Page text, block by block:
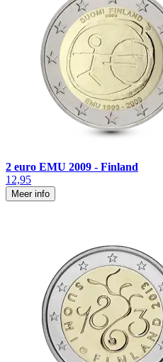
2 euro EMU 2009 - Finland
12,95
Meer info